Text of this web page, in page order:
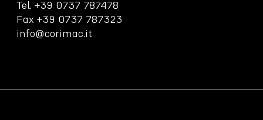
Tel. +39 0737 787478
Fax +39 0737 787323
info@corimac.it